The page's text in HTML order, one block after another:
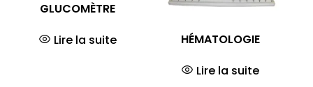
GLUCOMÈTRE
Lire la suite
HÉMATOLOGIE
Lire la suite